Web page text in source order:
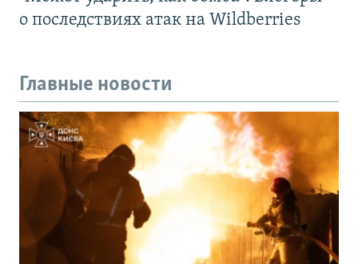
о последствиях атак на Wildberries
Главные новости